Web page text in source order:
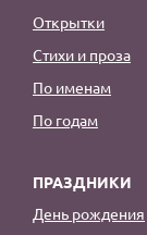
Открытки
Стихи и проза
По именам
По годам
ПРАЗДНИКИ
День рождения